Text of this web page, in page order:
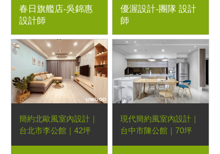
實木床架、Burano彩
色椅、弧面四邊斜角造
型實木餐桌、長方收納
四抽實木茶几｜小坪數
規劃、實木家具規劃、
居家裝潢、新屋規劃
春日旗艦店-吳錦惠
設計師
彎茶几、奧丁現代沙發
｜小坪數規劃、室內設
計、室內規劃、新屋裝
潢、實木家具規劃
優渥設計-團隊 設計
師
簡約北歐風室內設計｜
台北市李公館｜42坪
3房2廳 | 優渥系統櫃、
現代簡約風室內設計｜
台中市陳公館｜70坪
4房2廳｜系統櫃、梣木